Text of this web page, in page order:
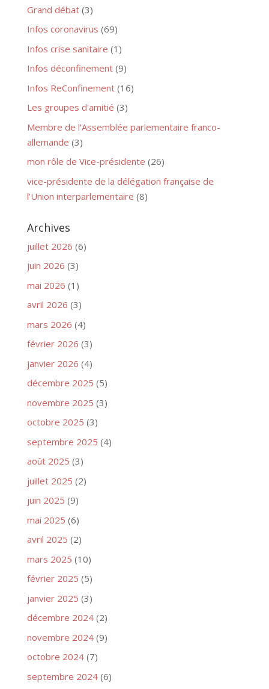
Grand débat(3)
Infos coronavirus (69)
Infos crise sanitaire (1)
Infos déconfinement(9)
Infos ReConfinement(16)
Les groupes d'amitié (3)
Membre de l'Assemblée parlementaire franco-
allemande (3)
mon rôle de Vice-présidente (26)
vice-présidente de la délégation française de
l’Union interparlementaire (8)
Archives
juillet 2026 (6)
juin 2026 (3)
mai 2026 (1)
avril 2026 (3)
mars 2026 (4)
février 2026 (3)
janvier 2026 (4)
décembre 2025 (5)
novembre 2025 (3)
octobre 2025 (3)
septembre 2025 (4)
août 2025 (3)
juillet 2025 (2)
juin 2025 (9)
mai 2025 (6)
avril 2025 (2)
mars 2025 (10)
février 2025 (5)
janvier 2025 (3)
décembre 2024(2)
novembre 2024(9)
octobre 2024(7)
septembre 2024(6)